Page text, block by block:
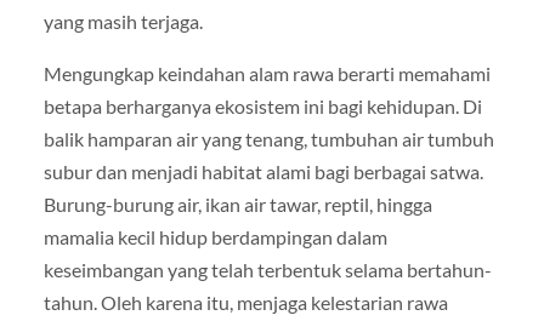
yang masih terjaga.
Mengungkap keindahan alam rawa berarti memahami
betapa berharganya ekosistem ini bagi kehidupan. Di
balik hamparan air yang tenang, tumbuhan air tumbuh
subur dan menjadi habitat alami bagi berbagai satwa.
Burung-burung air, ikan air tawar, reptil, hingga
mamalia kecil hidup berdampingan dalam
keseimbangan yang telah terbentuk selama bertahun-
tahun. Oleh karena itu, menjaga kelestarian rawa